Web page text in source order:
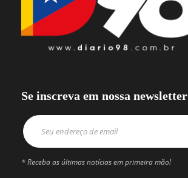
Se inscreva em nossa newsletter
* Receba as últimas notícias em primeira mão!